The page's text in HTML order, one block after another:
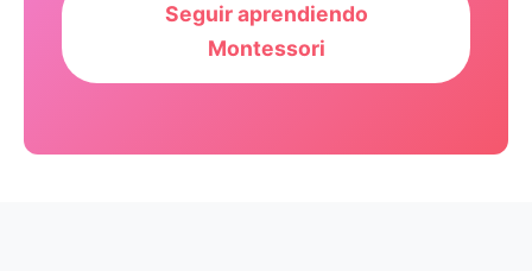
Seguir aprendiendo
Montessori